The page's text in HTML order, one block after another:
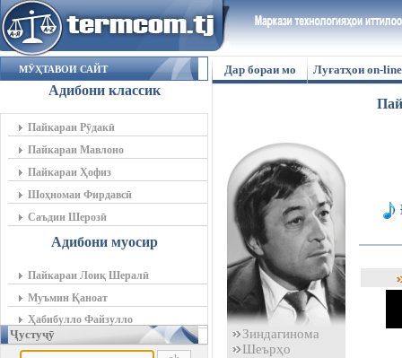
МӮҲТАВОИ САЙТ
Адибони классик
Пайкараи Рӯдакӣ
Пайкараи Мавлоно
Пайкараи Ҳофиз
Шоҳномаи Фирдавсӣ
Саъдии Шерозӣ
Адибони муосир
Пайкараи Лоиқ Шералӣ
Муъмин Қаноат
Ҳабибулло Файзулло
Ҷустуҷӯ
Дар бораи мо Луғатҳои on-line
Зиндагинома
Шеърҳо